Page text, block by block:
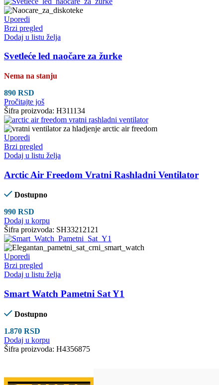
Uporedi
Brzi pregled
Dodaj u listu želja
Svetleće led naočare za žurke
Nema na stanju
890 RSD
Pročitajte još
Šifra proizvoda: H311134
Uporedi
Brzi pregled
Dodaj u listu želja
Arctic Air Freedom Vratni Rashladni Ventilator
Dostupno
990 RSD
Dodaj u korpu
Šifra proizvoda: SH33212121
Uporedi
Brzi pregled
Dodaj u listu želja
Smart Watch Pametni Sat Y1
Dostupno
1.870 RSD
Dodaj u korpu
Šifra proizvoda: H4356875